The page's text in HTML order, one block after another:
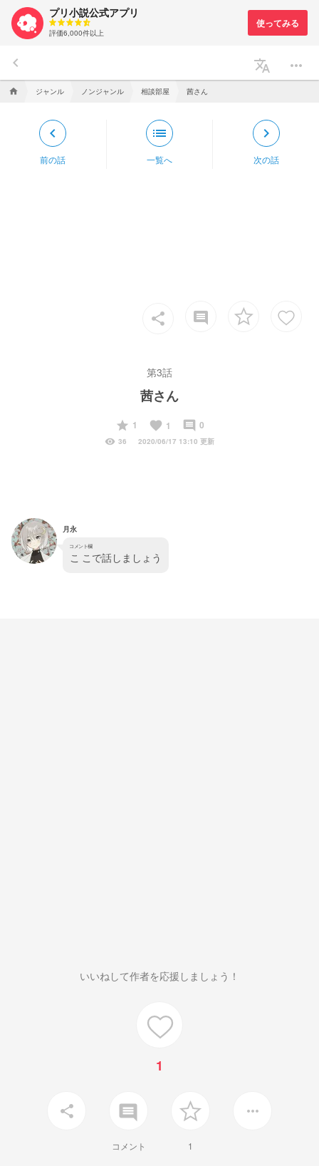
プリ小説公式アプリ
評価6,000件以上
keyboard_arrow_left translate more_horiz
home ジャンル ノンジャンル 相談部屋 茜さん
keyboard_arrow_left
前の話
list
一覧へ
keyboard_arrow_right
次の話
share insert_comment
第3話
茜さん
start
1 favorite 1 insert_comment 0
visibility 36 2020/06/17 13:10 更新
月永
ここ
コメント欄
で話しましょう
いいねして作者を応援しましょう！
1
share insert_comment
コメント 1
more_horiz